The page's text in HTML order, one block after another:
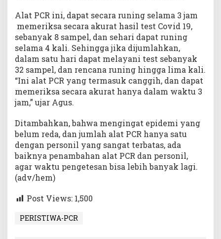
Alat PCR ini, dapat secara runing selama 3 jam
memeriksa secara akurat hasil test Covid 19,
sebanyak 8 sampel, dan sehari dapat runing
selama 4 kali. Sehingga jika dijumlahkan,
dalam satu hari dapat melayani test sebanyak
32 sampel, dan rencana runing hingga lima kali.
“Ini alat PCR yang termasuk canggih, dan dapat
memeriksa secara akurat hanya dalam waktu 3
jam,” ujar Agus.
Ditambahkan, bahwa mengingat epidemi yang
belum reda, dan jumlah alat PCR hanya satu
dengan personil yang sangat terbatas, ada
baiknya penambahan alat PCR dan personil,
agar waktu pengetesan bisa lebih banyak lagi.
(adv/hem)
Post Views: 1,500
PERISTIWA-PCR